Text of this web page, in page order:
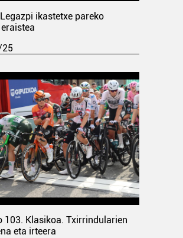
ikastetxe pareko
103. Klasikoa. Txirrindularien
eta irteera